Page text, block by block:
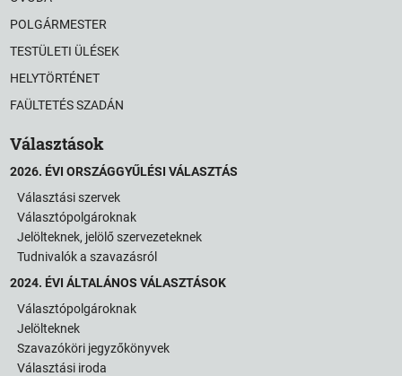
POLGÁRMESTER
TESTÜLETI ÜLÉSEK
HELYTÖRTÉNET
FAÜLTETÉS SZADÁN
Választások
2026. ÉVI ORSZÁGGYŰLÉSI VÁLASZTÁS
Választási szervek
Választópolgároknak
Jelölteknek, jelölő szervezeteknek
Tudnivalók a szavazásról
2024. ÉVI ÁLTALÁNOS VÁLASZTÁSOK
Választópolgároknak
Jelölteknek
Szavazóköri jegyzőkönyvek
Választási iroda